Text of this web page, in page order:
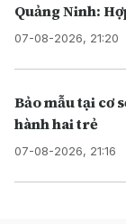
Quảng Ninh:
07-08-2026, 21:20
Bảo mẫu tại cơ
hành hai trẻ
07-08-2026, 21:16